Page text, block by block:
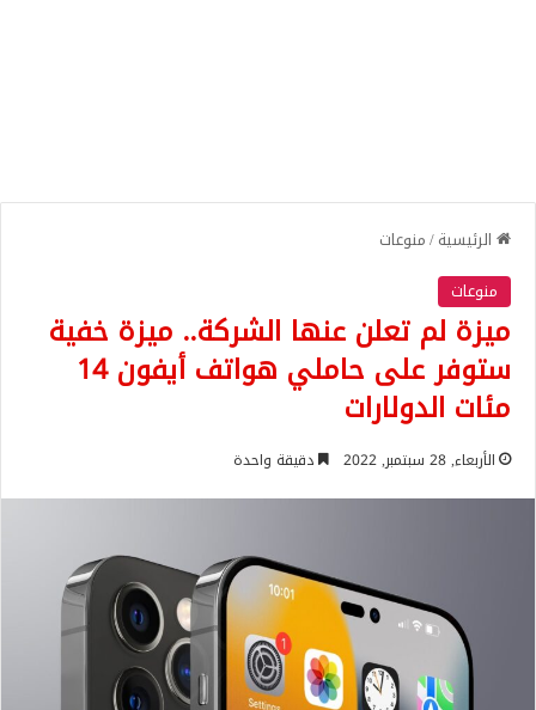
الرئيسية/منوعات
منوعات
ميزة لم تعلن عنها الشركة.. ميزة خفية
ستوفر على حاملي هواتف أيفون 14
مئات الدولارات
الأربعاء, 28 سبتمبر, 2022 دقيقة واحدة